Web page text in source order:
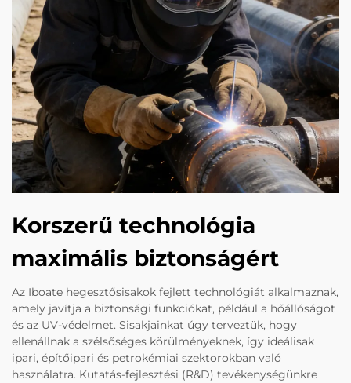
Korszerű technológia
maximális biztonságért
Az Iboate hegesztősisakok fejlett technológiát alkalmaznak,
amely javítja a biztonsági funkciókat, például a hőállóságot
és az UV-védelmet. Sisakjainkat úgy terveztük, hogy
ellenállnak a szélsőséges körülményeknek, így ideálisak
ipari, építőipari és petrokémiai szektorokban való
használatra. Kutatás-fejlesztési (R&D) tevékenységünkre